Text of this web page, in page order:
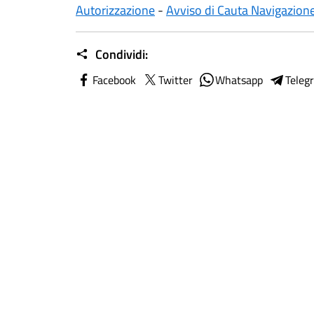
Autorizzazione-Avviso di Cauta
Condividi:
Facebook Twitter Whatsapp